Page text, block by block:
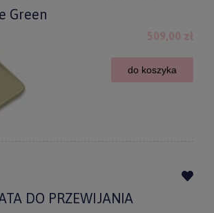
Green
509,00 zł
do koszyka
DO PRZEWIJANIA